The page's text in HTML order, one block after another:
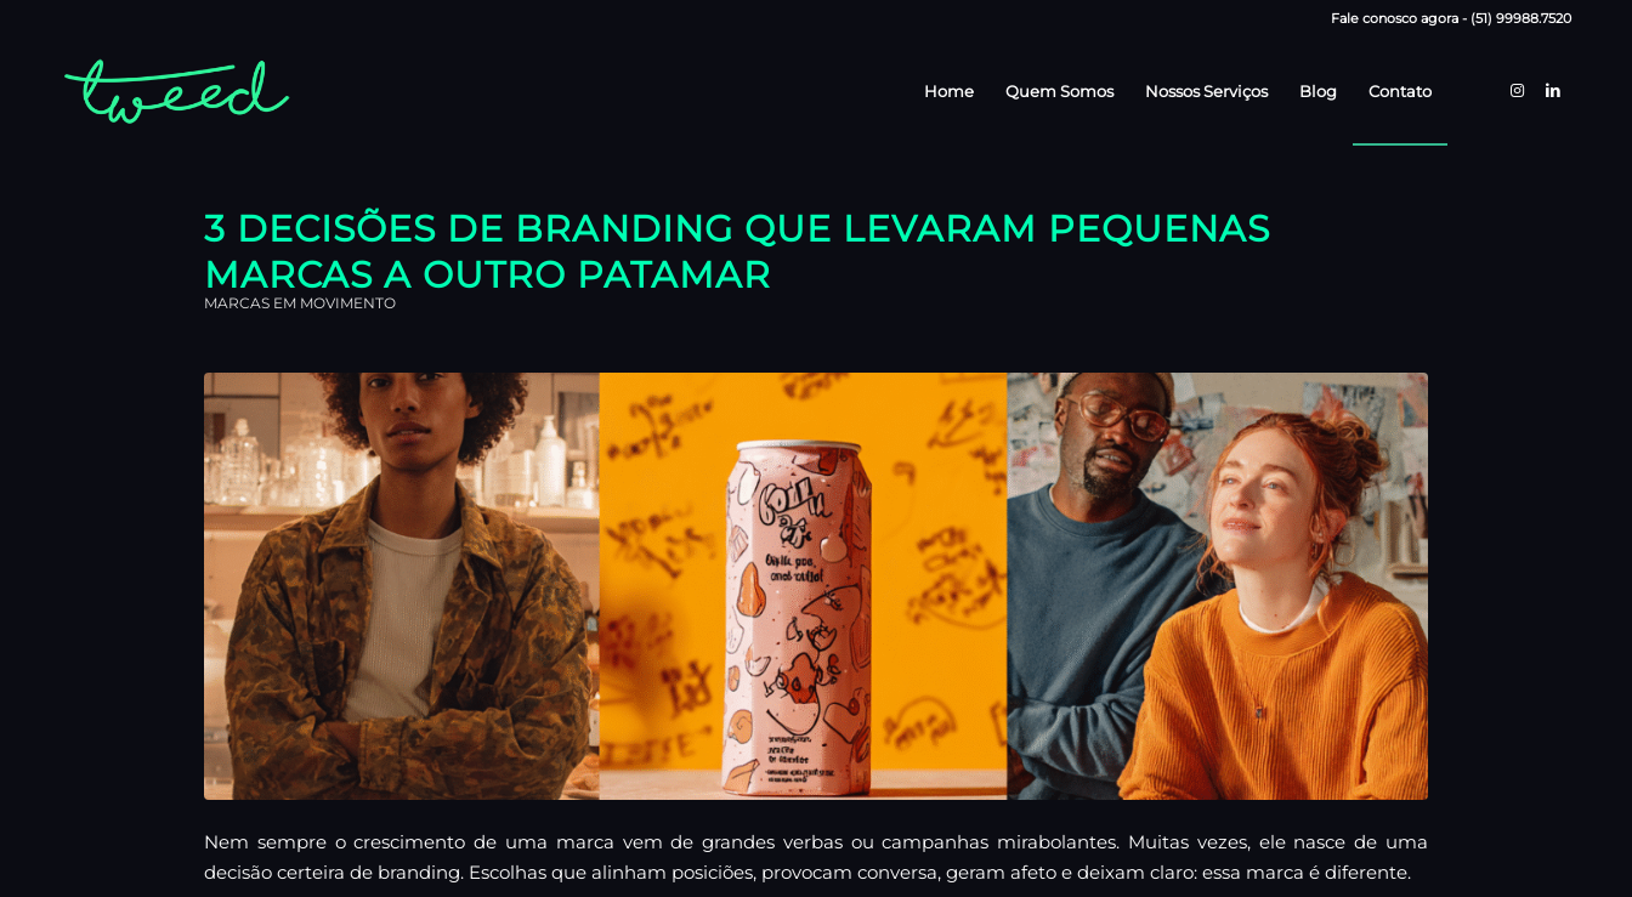
Fale conosco agora - (51) 99988.7520
Home Quem Somos Nossos Serviços Blog Contato
3 DECISÕES DE BRANDING QUE LEVARAM PEQUENAS
MARCAS A OUTRO PATAMAR
MARCAS EM MOVIMENTO
Nem sempre o crescimento de uma marca vem de grandes verbas ou campanhas mirabolantes. Muitas vezes, ele nasce de uma
decisão certeira de branding. Escolhas que alinham posiciões, provocam conversa, geram afeto e deixam claro: essa marca é diferente.